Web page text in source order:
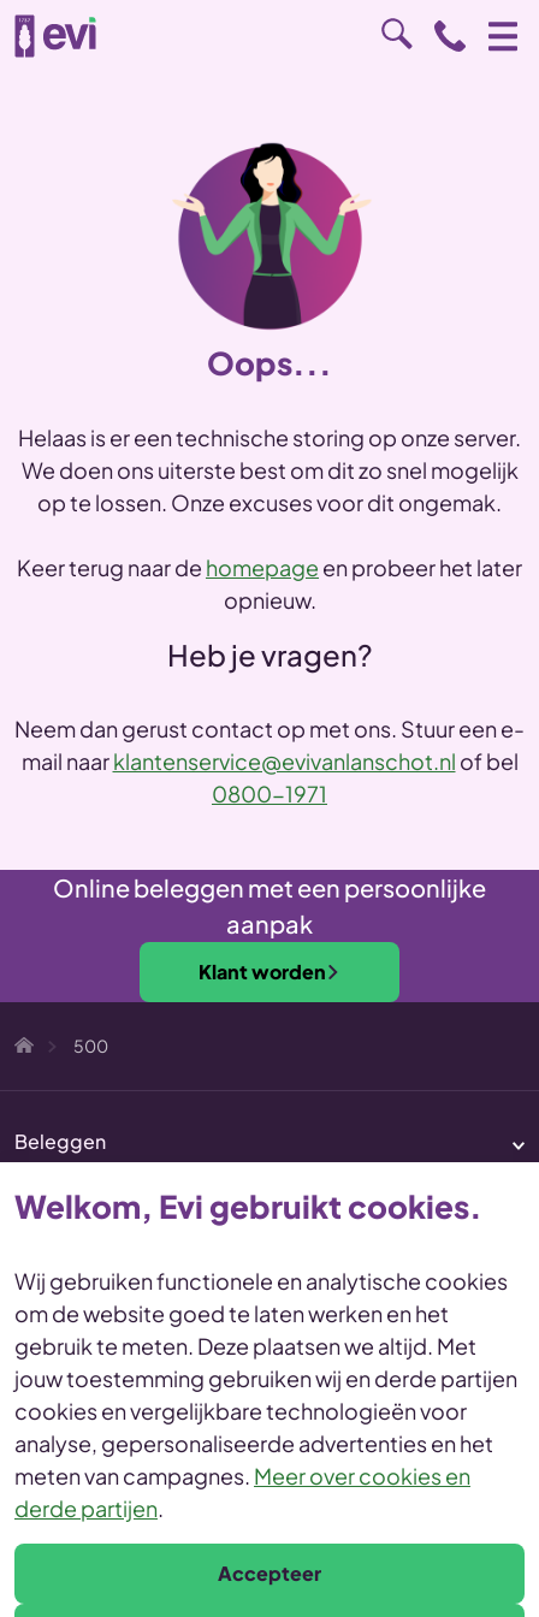
Oops...
Helaas is er een technische storing op onze server.
We doen ons uiterste best om dit zo snel mogelijk
op te lossen. Onze excuses voor dit ongemak.
Keer terug naar de homepage en probeer het later
opnieuw.
Heb je vragen?
Neem dan gerust contact op met ons. Stuur een e-
mail naarklantenservice@evivanlanschot.nl of bel
0800-1971
Online beleggen met een persoonlijke
aanpak
Klant worden
500
Beleggen
Vermogenscoaching
DisclaimerVoorwaarden
Privacy en cookies Statement
Toegankelijkheid Duurzaamheid
Duurzaamheidsinformatie
Duurzaamheidsprofiel
© Evi van Lanschot
Welkom, Evi gebruikt cookies.
Wij gebruiken functionele en analytische cookies
om de website goed te laten werken en het
gebruik te meten. Deze plaatsen we altijd. Met
jouw toestemming gebruiken wij en derde partijen
cookies en vergelijkbare technologieën voor
analyse, gepersonaliseerde advertenties en het
meten van campagnes. Meer over cookies en
derde partijen.
Accepteer